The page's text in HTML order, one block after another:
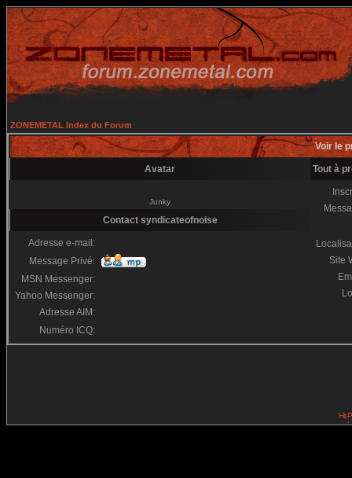
ZONEMETAL Index du Forum
Voir le
Avatar Tout à
Junky
Site
Contact syndicateofnoise
Adresse e-mail:
Message Privé:
MSN Messenger:
Yahoo Messenger:
Adresse AIM:
Numéro ICQ: